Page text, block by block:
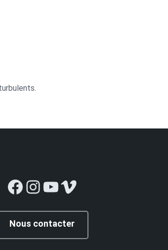
Facebook
Instagram
YouTube
Vimeo
Nous contacter